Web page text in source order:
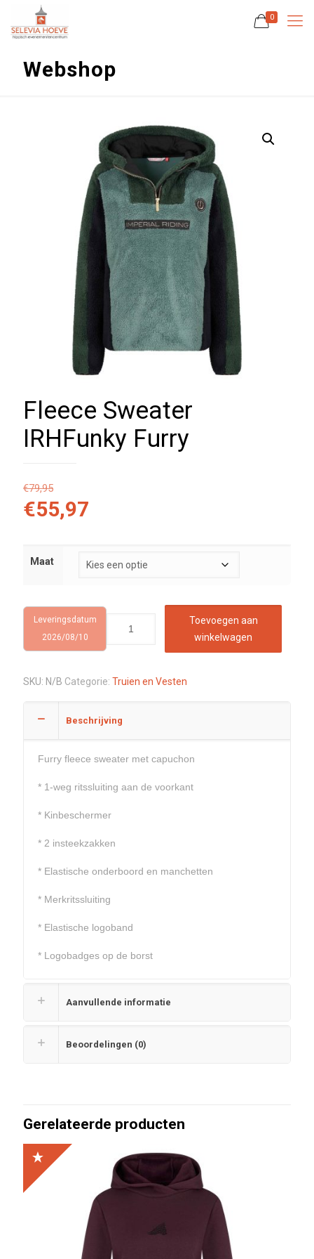
0
Webshop
Fleece Sweater
IRHFunky Furry
€79,95
€55,97
Maat
Leveringsdatum
2026/08/10
Toevoegen aan
winkelwagen
SKU: N/B Categorie: Truien en Vesten
Beschrijving
Furry fleece sweater met capuchon
* 1-weg ritssluiting aan de voorkant
* Kinbeschermer
* 2 insteekzakken
* Elastische onderboord en manchetten
* Merkritssluiting
* Elastische logoband
* Logobadges op de borst
Aanvullende informatie
Beoordelingen (0)
Gerelateerde producten